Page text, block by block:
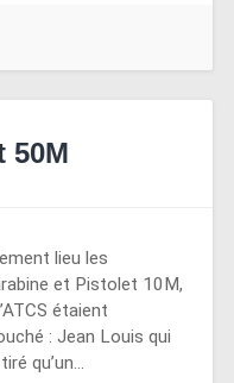
50M
lieu les
et Pistolet 10M,
étaient
: Jean Louis qui
qu’un…